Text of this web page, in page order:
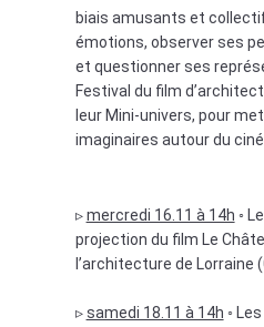
biais amusants et
émotions, observer ses
et questionner ses
Festival du film
leur Mini-univers, pour
imaginaires autour du
▹mercredi 16.11 à 14h ◦
projection du film Le
l’architecture de Lorraine
▹samedi 18.11 à 14h ◦